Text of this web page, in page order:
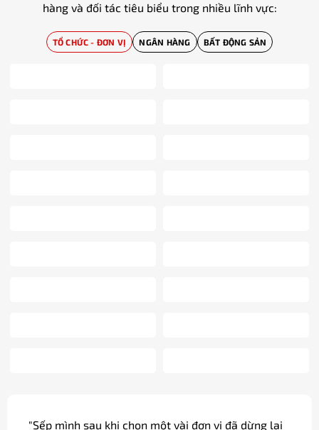
hàng và đối tác tiêu biểu trong nhiều lĩnh vực:
TỔ CHỨC - ĐƠN VỊ NGÂN HÀNG BẤT ĐỘNG SẢN
"Sếp mình sau khi chọn một vài đơn vị đã dừng lại